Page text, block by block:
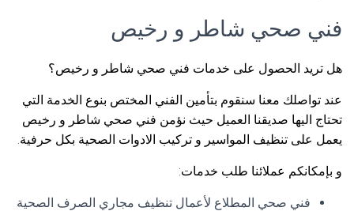
فني صحي شاطر و رخيص
هل تريد الحصول على خدمات فني صحي شاطر و رخيص؟
عند تواصلك معنا سنقوم بتأمين الفني المختص بنوع الخدمة التي
تحتاج اليها صديقنا العميل حيث نؤمن فني صحي شاطر و رخيص
يعمل على تنظيف المواسير و تركيب الادوات الصحية بكل حرفية.
و بإمكانكم عملائنا طلب خدمات:
فني صحي المطلاع لأعمال تنظيف مجاري الصرف الصحية